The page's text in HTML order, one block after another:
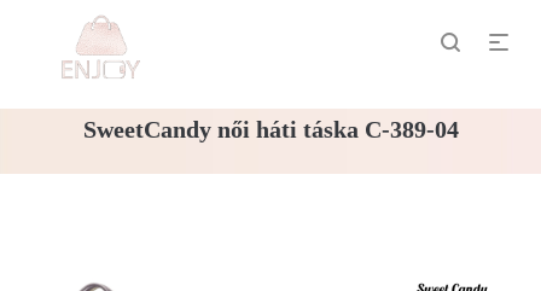
SweetCandy női háti táska C-389-04